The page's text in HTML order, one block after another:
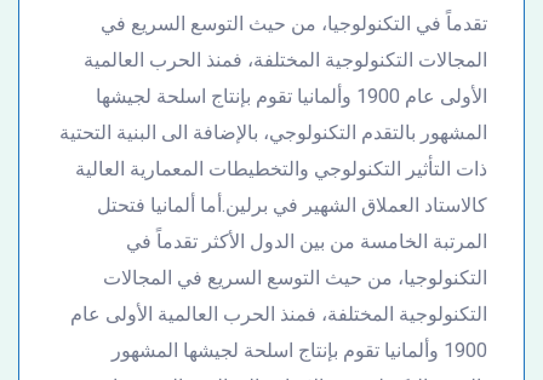
تقدماً في التكنولوجيا، من حيث التوسع السريع في
المجالات التكنولوجية المختلفة، فمنذ الحرب العالمية
الأولى عام 1900 وألمانيا تقوم بإنتاج اسلحة لجيشها
المشهور بالتقدم التكنولوجي، بالإضافة الى البنية التحتية
ذات التأثير التكنولوجي والتخطيطات المعمارية العالية
كالاستاد العملاق الشهير في برلين.أما ألمانيا فتحتل
المرتبة الخامسة من بين الدول الأكثر تقدماً في
التكنولوجيا، من حيث التوسع السريع في المجالات
التكنولوجية المختلفة، فمنذ الحرب العالمية الأولى عام
1900 وألمانيا تقوم بإنتاج اسلحة لجيشها المشهور